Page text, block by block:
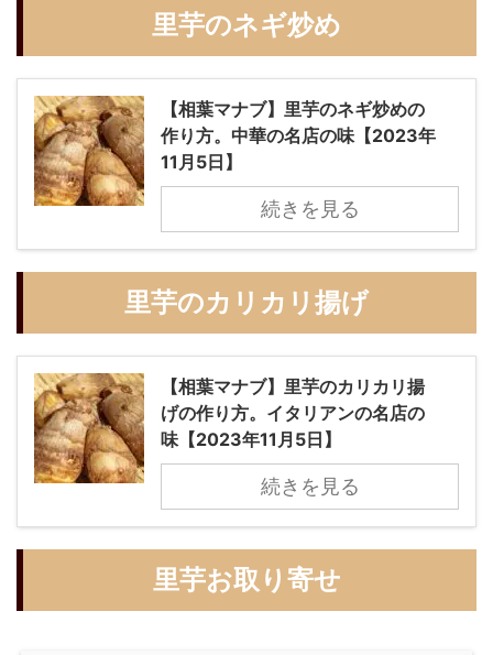
里芋のネギ炒め
【相葉マナブ】里芋のネギ炒めの
作り方。中華の名店の味【2023年
11月5日】
続きを見る
里芋のカリカリ揚げ
【相葉マナブ】里芋のカリカリ揚
げの作り方。イタリアンの名店の
味【2023年11月5日】
続きを見る
里芋お取り寄せ